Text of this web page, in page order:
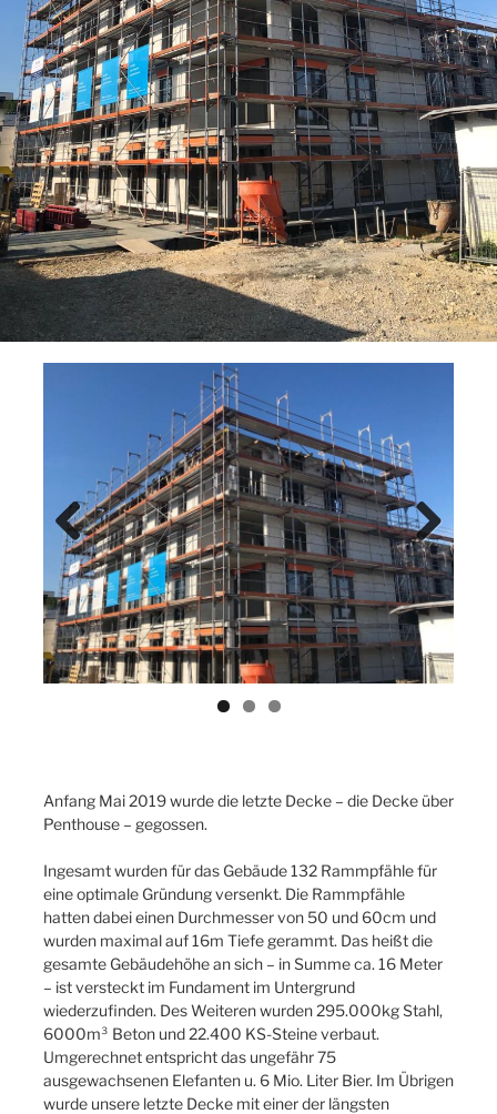
Previ
ous
Next
Anfang Mai 2019 wurde die letzte Decke – die Decke über
Penthouse – gegossen.
Ingesamt wurden für das Gebäude 132 Rammpfähle für
eine optimale Gründung versenkt. Die Rammpfähle
hatten dabei einen Durchmesser von 50 und 60cm und
wurden maximal auf 16m Tiefe gerammt. Das heißt die
gesamte Gebäudehöhe an sich – in Summe ca. 16 Meter
– ist versteckt im Fundament im Untergrund
wiederzufinden. Des Weiteren wurden 295.000kg Stahl,
6000m³ Beton und 22.400 KS-Steine verbaut.
Umgerechnet entspricht das ungefähr 75
ausgewachsenen Elefanten u. 6 Mio. Liter Bier. Im Übrigen
wurde unsere letzte Decke mit einer der längsten